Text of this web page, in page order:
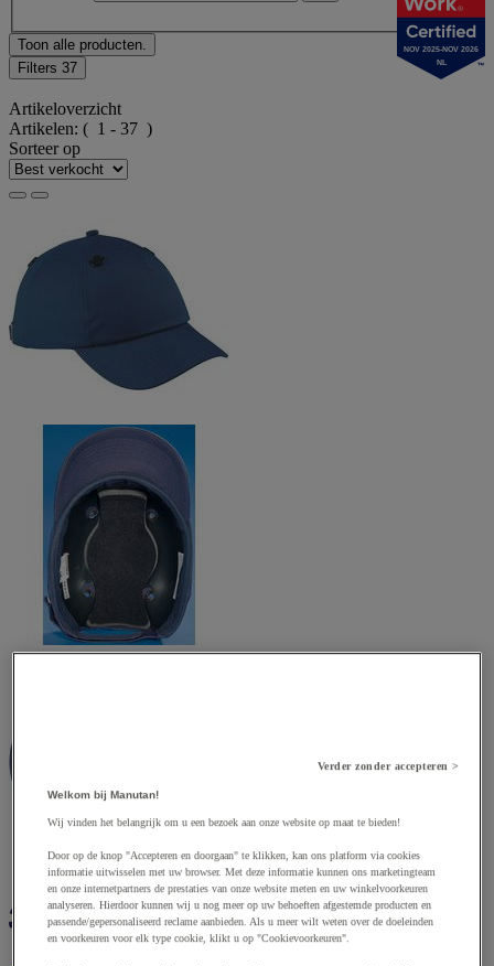
Toon alle producten.
Filters 37
Artikeloverzicht
Artikelen: ( 1 - 37 )
Sorteer op
Vergelijken Vergelijken
NOV 2025-NOV 2026
NL
Verder zonder accepteren >
Welkom bij Manutan!
Wij vinden het belangrijk om u een bezoek aan onze website op maat te bieden!
Door op de knop "Accepteren en doorgaan" te klikken, kan ons platform via cookies
informatie uitwisselen met uw browser. Met deze informatie kunnen ons marketingteam
en onze internetpartners de prestaties van onze website meten en uw winkelvoorkeuren
analyseren. Hierdoor kunnen wij u nog meer op uw behoeften afgestemde producten en
passende/gepersonaliseerd reclame aanbieden. Als u meer wilt weten over de doeleinden
en voorkeuren voor elk type cookie, klikt u op "Cookievoorkeuren".